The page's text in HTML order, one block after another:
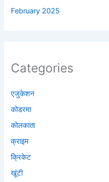
February 2025
Categories
एजुकेशन
कोडरमा
कोलकाता
क्राइम
क्रिकेट
खूंटी